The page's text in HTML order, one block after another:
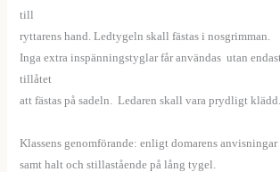
till
ryttarens hand. Ledtygeln skall fästas i nosgrimman.
Inga extra inspänningstyglar får användas utan
tillåtet
att fästas på sadeln. Ledaren skall vara prydligt klädd.
Klassens genomförande: enligt domarens
samt halt och stillastående på lång tygel.